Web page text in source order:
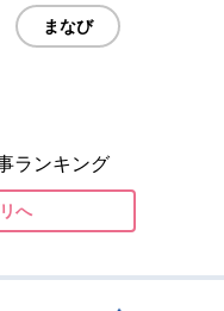
まなび
ランキング
へ